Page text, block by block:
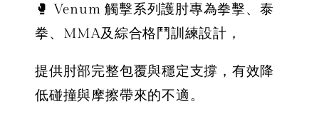
🥊 Venum 觸擊系列護肘專為拳擊、泰
拳、MMA及綜合格鬥訓練設計，
提供肘部完整包覆與穩定支撐，有效降
低碰撞與摩擦帶來的不適。